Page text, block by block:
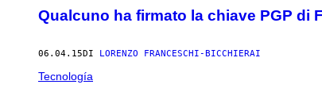
BY
THIS
AUTHOR
Qualcuno ha firmato la chiave PGP di
06.04.15DI LORENZO FRANCESCHI-BICCHIERAI
Tecnología